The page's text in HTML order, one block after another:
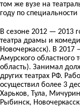
том же вузе на
году по
В сезоне 2012 — 2013
театра драмы и
Новочеркасск). В
Амурского областного
область). Занимал
других театрах РФ.
осуществил более 3
Харьков, Тула,
Рыбинск,